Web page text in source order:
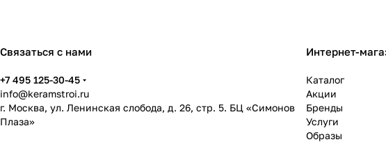
Связаться с нами
+7 495 125-30-45
info@keramstroi.ru
г. Москва, ул. Ленинская слобода, д. 26, стр. 5. БЦ «Симонов
Плаза»
Интернет-
Каталог
Акции
Бренды
Услуги
Образы